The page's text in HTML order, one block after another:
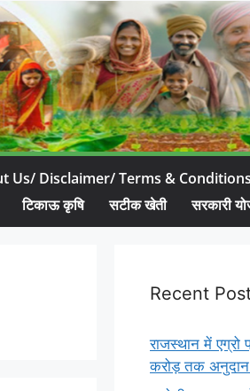
Us/ Disclaimer/ Terms & Conditions
टिकाऊ कृषि सटीक खेती सरकारी
Recent
राजस्थान में एग्रो
करोड़ तक